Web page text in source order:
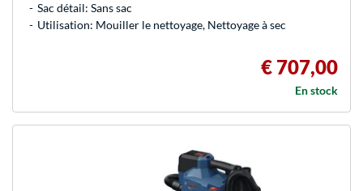
Sac détail: Sans sac
Utilisation: Mouiller le nettoyage, Nettoyage à sec
€ 707,00
En stock